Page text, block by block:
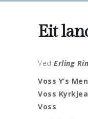
Eit
Ved Erling
Voss Y’s
Voss
Voss